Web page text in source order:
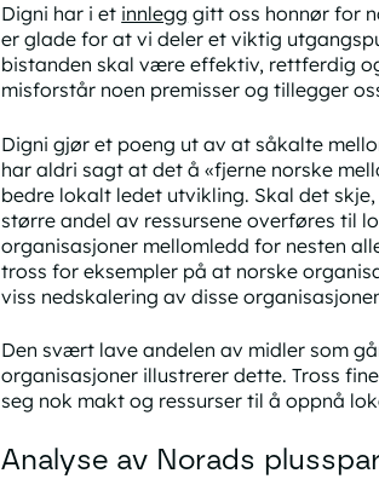
Digni har i et innlegg gitt oss honnør for
er glade for at vi deler et viktig
bistanden skal være effektiv, rettferdig
misforstår noen premisser og tillegger
Digni gjør et poeng ut av at såkalte
har aldri sagt at det å «fjerne norske
bedre lokalt ledet utvikling. Skal det
større andel av ressursene overføres til
organisasjoner mellomledd for nesten
tross for eksempler på at norske
viss nedskalering av disse
Den svært lave andelen av midler som
organisasjoner illustrerer dette. Tross
seg nok makt og ressurser til å oppnå
Analyse av Norads